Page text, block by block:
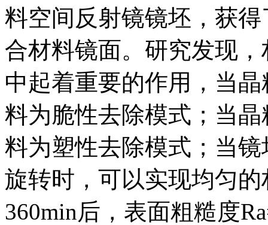
料空间反射镜镜坯，获得
合材料镜面。研究发现
中起着重要的作用，当
料为脆性去除模式；当
料为塑性去除模式；当
旋转时，可以实现均匀
360min后，表面粗糙度